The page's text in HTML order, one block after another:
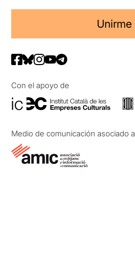
Unirme
Con el apoyo de
Medio de comunicación asociado a